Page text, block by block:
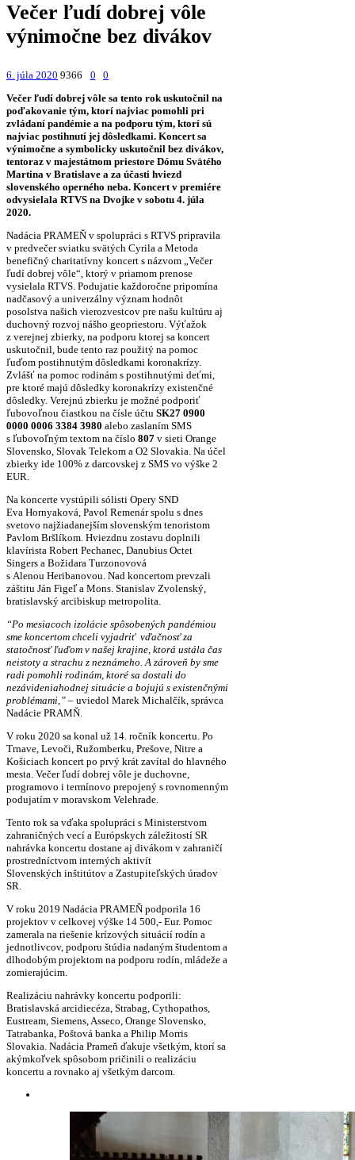
Večer ľudí dobrej vôle
výnimočne bez divákov
6. júla 2020 9366 0
0
Večer ľudí dobrej vôle sa tento rok uskutočnil na
poďakovanie tým, ktorí najviac pomohli pri
zvládaní pandémie a na podporu tým, ktorí sú
najviac postihnutí jej dôsledkami. Koncert sa
výnimočne a symbolicky uskutočnil bez divákov,
tentoraz v majestátnom priestore Dómu Svätého
Martina v Bratislave a za účasti hviezd
slovenského operného neba. Koncert v premiére
odvysielala RTVS na Dvojke v sobotu 4. júla
2020.
Nadácia PRAMEŇ v spolupráci s RTVS pripravila
v predvečer sviatku svätých Cyrila a Metoda
benefičný charitatívny koncert s názvom „Večer
ľudí dobrej vôle“, ktorý v priamom prenose
vysielala RTVS. Podujatie každoročne pripomína
nadčasový a univerzálny význam hodnôt
posolstva našich vierozvestcov pre našu kultúru aj
duchovný rozvoj nášho geopriestoru. Výťažok
z verejnej zbierky, na podporu ktorej sa koncert
uskutočnil, bude tento raz použitý na pomoc
ľuďom postihnutým dôsledkami koronakrízy.
Zvlášť na pomoc rodinám s postihnutými deťmi,
pre ktoré majú dôsledky koronakrízy existenčné
dôsledky. Verejnú zbierku je možné podporiť
ľubovoľnou čiastkou na čísle účtu SK27 0900
0000 0006 3384 3980 alebo zaslaním SMS
s ľubovoľným textom na číslo 807 v sieti Orange
Slovensko, Slovak Telekom a O2 Slovakia. Na účel
zbierky ide 100% z darcovskej z SMS vo výške 2
EUR.
Na koncerte vystúpili sólisti Opery SND
Eva Hornyaková, Pavol Remenár spolu s dnes
svetovo najžiadanejším slovenským tenoristom
Pavlom Bršlíkom. Hviezdnu zostavu doplnili
klavírista Robert Pechanec, Danubius Octet
Singers a Božidara Turzonovová
s Alenou Heribanovou. Nad koncertom prevzali
záštitu Ján Figeľ a Mons. Stanislav Zvolenský,
bratislavský arcibiskup metropolita.
“Po mesiacoch izolácie spôsobených pandémiou
sme koncertom chceli vyjadriť vďačnosťza
statočnosťľuďom v našej krajine, ktorá ustála čas
neistoty a strachu z neznámeho. A zároveň by sme
radi pomohli rodinám, ktoré sa dostali do
nezávideniahodnej situácie a bojujú s existenčnými
problémami,” – uviedol Marek Michalčík, správca
Nadácie PRAMŇ.
V roku 2020 sa konal už 14. ročník koncertu. Po
Trnave, Levoči, Ružomberku, Prešove, Nitre a
Košiciach koncert po prvý krát zavítal do hlavného
mesta. Večer ľudí dobrej vôle je duchovne,
programovo i termínovo prepojený s rovnomenným
podujatím v moravskom Velehrade.
Tento rok sa vďaka spolupráci s Ministerstvom
zahraničných vecí a Európskych záležitostí SR
nahrávka koncertu dostane aj divákom v zahraničí
prostredníctvom interných aktivít
Slovenských inštitútov a Zastupiteľských úradov
SR.
V roku 2019 Nadácia PRAMEŇ podporila 16
projektov v celkovej výške 14 500,- Eur. Pomoc
zamerala na riešenie krízových situácií rodín a
jednotlivcov, podporu štúdia nadaným študentom a
dlhodobým projektom na podporu rodín, mládeže a
zomierajúcim.
Realizáciu nahrávky koncertu podporili:
Bratislavská arcidiecéza, Strabag, Cythopathos,
Eustream, Siemens, Asseco, Orange Slovensko,
Tatrabanka, Poštová banka a Philip Morris
Slovakia. Nadácia Prameň ďakuje všetkým, ktorí sa
akýmkoľvek spôsobom pričinili o realizáciu
koncertu a rovnako aj všetkým darcom.